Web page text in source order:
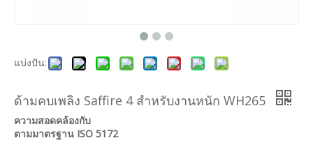
แบ่งปัน:
ด้ามคบเพลิง Saffire 4 สำหรับงานหนัก WH265
ความสอดคล้องกับ
ตามมาตรฐาน ISO 5172